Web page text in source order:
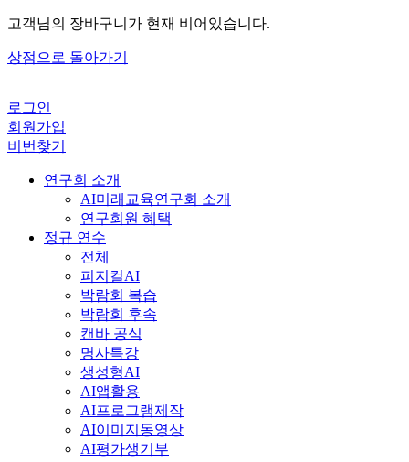
고객님의 장바구니가 현재 비어있습니다.
상점으로 돌아가기
로그인
회원가입
비번찾기
연구회 소개
AI미래교육연구회 소개
연구회원 혜택
정규 연수
전체
피지컬AI
박람회 복습
박람회 후속
캔바 공식
명사특강
생성형AI
AI앱활용
AI프로그램제작
AI이미지동영상
AI평가생기부